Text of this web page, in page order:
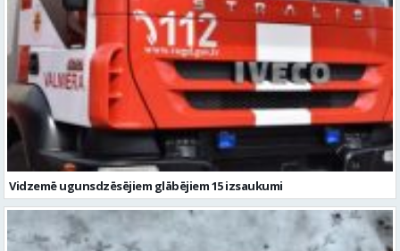
Vidzemē ugunsdzēsējiem glābējiem 15 izsaukumi